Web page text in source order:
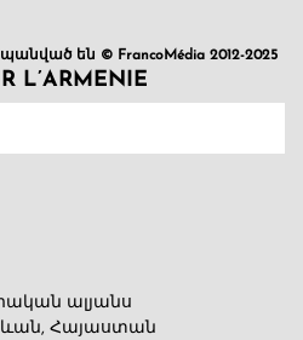
են © FrancoMédia 2012-2025
L’ARMENIE
ալյանս
Հայաստան